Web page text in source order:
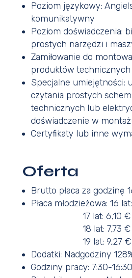
Poziom językowy:
komunikatywny
Poziom doświadczenia:
prostych narzędzi i
Zamiłowanie do
produktów technicznych
Specjalne umiejętności:
czytania prostych
technicznych lub
doświadczenie w
Certyfikaty lub inne
Oferta
Brutto płaca za godzinę
Płaca młodzieżowa: 16
17 lat: 6,10 €
18 lat: 7,73 €
19 lat: 9,27 €
Dodatki: Nadgodziny
Godziny pracy: 7:30-16:30